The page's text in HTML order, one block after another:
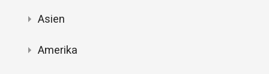
Asien
Amerika